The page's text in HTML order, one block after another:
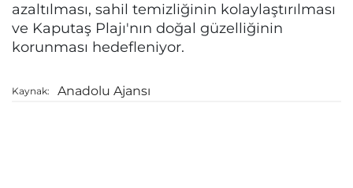
azaltılması, sahil temizliğinin kolaylaştırılması
ve Kaputaş Plajı'nın doğal güzelliğinin
korunması hedefleniyor.
Kaynak: Anadolu Ajansı